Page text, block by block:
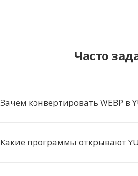
Часто
Зачем конвертировать WEBP в
Какие программы открывают